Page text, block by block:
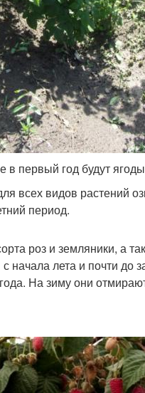
первый год будут
всех видов растений
период.
роз и земляники, а
с начала лета и почти
На зиму они